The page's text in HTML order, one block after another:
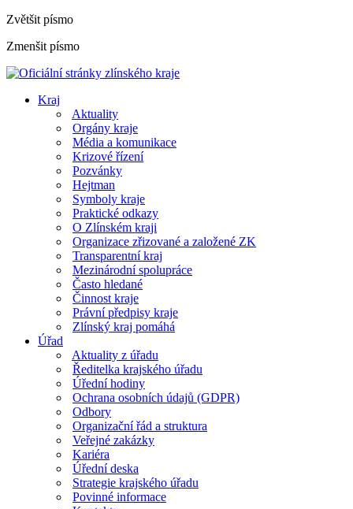
Zvětšit písmo
Zmenšit písmo
Kraj
Aktuality
Orgány kraje
Média a komunikace
Krizové řízení
Pozvánky
Hejtman
Symboly kraje
Praktické odkazy
O Zlínském kraji
Organizace zřizované a založené ZK
Transparentní kraj
Mezinárodní spolupráce
Často hledané
Činnost kraje
Právní předpisy kraje
Zlínský kraj pomáhá
Úřad
Aktuality z úřadu
Ředitelka krajského úřadu
Úřední hodiny
Ochrana osobních údajů (GDPR)
Odbory
Organizační řád a struktura
Veřejné zakázky
Kariéra
Úřední deska
Strategie krajského úřadu
Povinné informace